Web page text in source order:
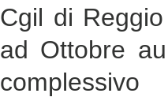
Cgil di
ad Ottobre